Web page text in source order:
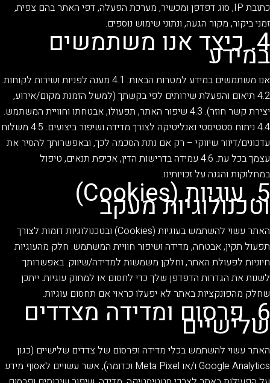
כתובת IP, סוג דפדפן ומכשיר, מערכת הפעלה, דפי האתר בהם צפית,
זמני ביקור, מקור הגעה, ונתוני שימוש נוספים.
4. כיצד אנו משתמשים
במידע
אנו משתמשים במידע למטרות הבאות: 4.1 מענה לפניות ושירות לקוחות.
4.2 תיאום והפעלת שירותים לפי בקשתך (למשל הזמנת מקום/אירוע,
יצירת קשר חוזר). 4.3 שיפור האתר, תפעולו, אבטחתו וחוויית המשתמש.
4.4 ניתוח סטטיסטי ואנליטיקה לצורך מדידה ושיפור ביצועים. 4.5 משלוח
עדכונים/דיוור שיווקי – רק אם נתת הסכמה לכך, ובאפשרותך להסיר את
עצמך בכל עת. 4.6 עמידה בדרישות הדין, אכיפת תנאים, טיפול
במחלוקות והגנה על זכויותינו.
5. עוגיות (Cookies) וטכנולוגיות מעקב
האתר עשוי להשתמש בעוגיות (Cookies) ובטכנולוגיות דומות לצורך
תפעול תקין, אבטחה, מדידה ושיפור חוויית המשתמש. חלק מהעוגיות
חיוניות לפעולת האתר, וחלקן משמשות למדידה/שיווק. באפשרותך
לשנות את הגדרות הדפדפן שלך כדי לחסום או למחוק עוגיות. ייתכן
שחלק מהפונקציות באתר לא יפעלו כראוי אם תחסום עוגיות.
6. פרסום ומדידה מצדדים
שלישיים
האתר עשוי להשתמש בכלי מדידה ופרסום של צדדים שלישיים (כגון
Google Analytics ו/או Meta Pixel וכדומה), אשר עשויים לאסוף מידע